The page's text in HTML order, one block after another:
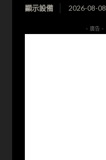
顯示設備 2026-08-08
- 廣告 -